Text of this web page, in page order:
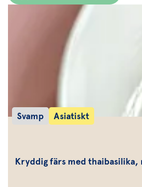
Svamp Asiatiskt
Kryddig färs med